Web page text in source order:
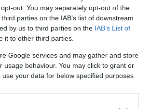
out. You may separately opt-out of the
parties on the IAB’s list of downstream
by us to third parties on the IAB’s List of
it to other third parties.
Google services and may gather and store
behaviour. You may click to grant or
your data for below specified purposes